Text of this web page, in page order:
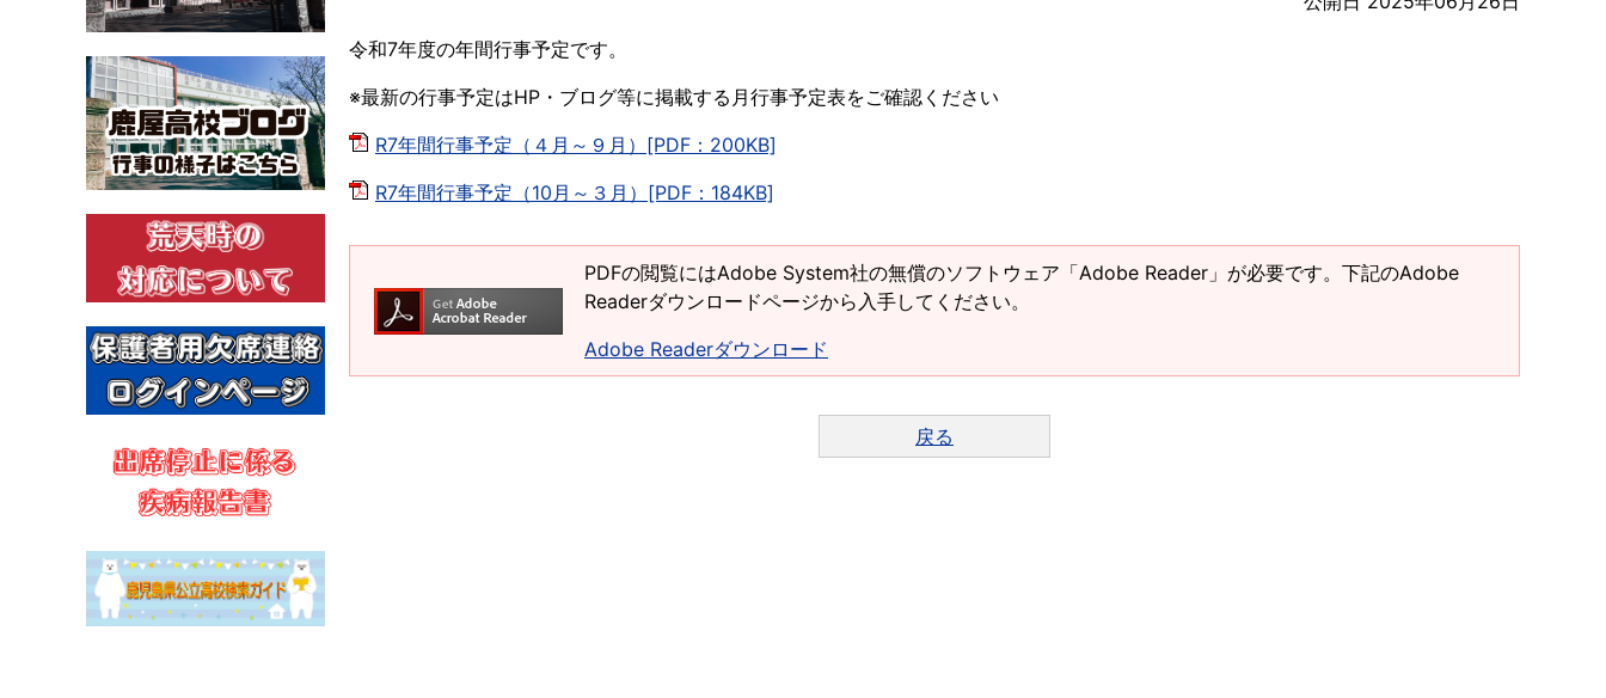
令和7年度の年間行事予定です。
※最新の行事予定はHP・ブログ等に掲載する月行事予定表をご確認ください
R7年間行事予定（４月～９月）[PDF：200KB]
R7年間行事予定（10月～３月）[PDF：184KB]
PDFの閲覧にはAdobe System社の無償のソフトウェア「Adobe Reader」が必要です。下記のAdobe
Readerダウンロードページから入手してください。
Adobe Readerダウンロード
戻る